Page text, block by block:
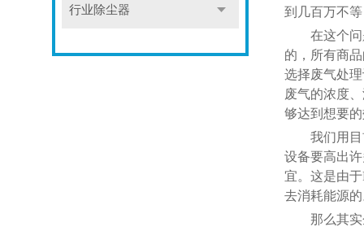
行业除尘器
到几百万不
在这个
的，所有商
选择废气处
废气的浓度
够达到想要
我们用
设备要高出
宜。这是由
去消耗能源
那么其